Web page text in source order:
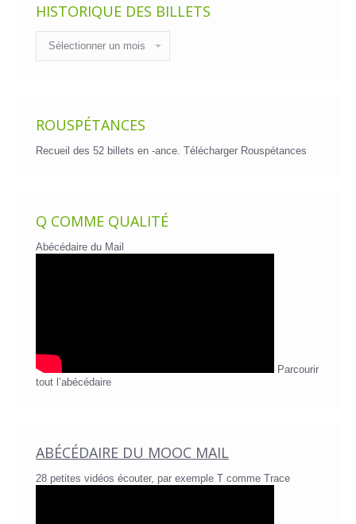
HISTORIQUE DES BILLETS
des
billets
ROUSPÉTANCES
Recueil des 52 billets en -ance. Télécharger Rouspétances
Q COMME QUALITÉ
Abécédaire du Mail
Parcourir
tout l’abécédaire
ABÉCÉDAIRE DU MOOC MAIL
28 petites vidéos écouter, par exemple T comme Trace